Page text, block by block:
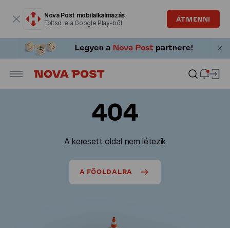
Nova Post mobilalkalmazás
Töltsd le a Google Play-ből
ÁTMENNI
404
A keresett oldal nem létezik
A FŐOLDALRA